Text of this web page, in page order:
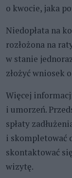
o kwocie, jaka
Niedopłata na
rozłożona na
w stanie
złożyć wniosek
Więcej
i umorzeń.
spłaty
i skompletować
skontaktować
wizytę.